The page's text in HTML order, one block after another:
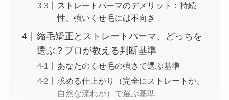
ストレートパーマのデメリット：持続
性、強いくせ毛には不向き
縮毛矯正とストレートパーマ、どっちを
選ぶ？プロが教える判断基準
あなたのくせ毛の強さで選ぶ基準
求める仕上がり（完全にストレートか、
自然な流れか）で選ぶ基準